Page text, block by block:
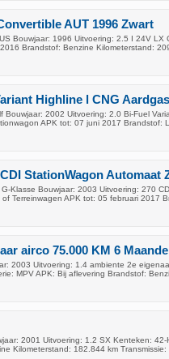
AUT 1996 Zwart
Bouwjaar: 1996 Uitvoering: 2.5 I 24V LX
Brandstof: Benzine Kilometerstand:
Highline l CNG Aardgas l
Bouwjaar: 2002 Uitvoering: 2.0 Bi-Fuel
APK tot: 07 juni 2017 Brandstof:
StationWagon Automaat
Klasse Bouwjaar: 2003 Uitvoering: 270
Terreinwagen APK tot: 05 februari 2017
airco 75.000 KM 6
2003 Uitvoering: 1.4 ambiente 2e
MPV APK: Bij aflevering Brandstof:
2001 Uitvoering: 1.2 SX Kenteken: 42-
Kilometerstand: 182.844 km